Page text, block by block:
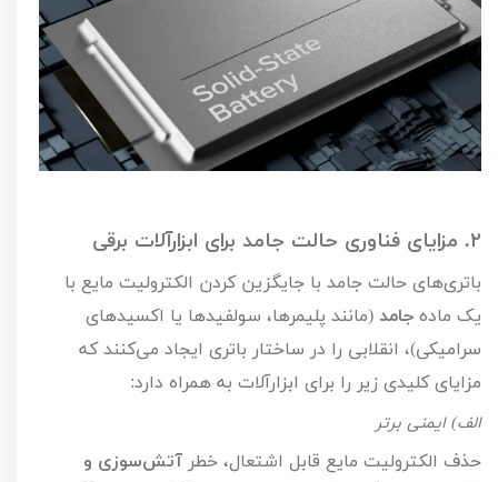
۲. مزایای فناوری حالت جامد برای ابزارآلات برقی
باتری‌های حالت جامد با جایگزین کردن الکترولیت مایع با
یک ماده جامد (مانند پلیمرها، سولفیدها یا اکسیدهای
سرامیکی)، انقلابی را در ساختار باتری ایجاد می‌کنند که
مزایای کلیدی زیر را برای ابزارآلات به همراه دارد:
الف) ایمنی برتر
حذف الکترولیت مایع قابل اشتعال، خطر آتش‌سوزی و